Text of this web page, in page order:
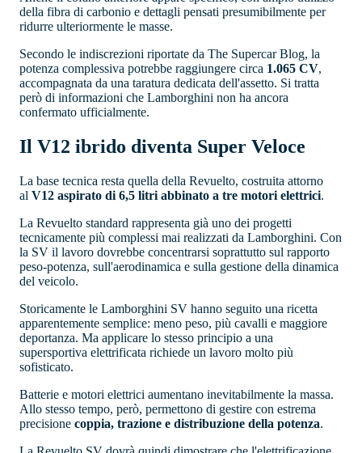
della fibra di carbonio e dettagli pensati presumibilmente per
ridurre ulteriormente le masse.
Secondo le indiscrezioni riportate da The Supercar Blog, la
potenza complessiva potrebbe raggiungere circa 1.065 CV,
accompagnata da una taratura dedicata dell'assetto. Si tratta
però di informazioni che Lamborghini non ha ancora
confermato ufficialmente.
Il V12 ibrido diventa Super Veloce
La base tecnica resta quella della Revuelto, costruita attorno
al V12 aspirato di 6,5 litri abbinato a tre motori elettrici.
La Revuelto standard rappresenta già uno dei progetti
tecnicamente più complessi mai realizzati da Lamborghini. Con
la SV il lavoro dovrebbe concentrarsi soprattutto sul rapporto
peso-potenza, sull'aerodinamica e sulla gestione della dinamica
del veicolo.
Storicamente le Lamborghini SV hanno seguito una ricetta
apparentemente semplice: meno peso, più cavalli e maggiore
deportanza. Ma applicare lo stesso principio a una
supersportiva elettrificata richiede un lavoro molto più
sofisticato.
Batterie e motori elettrici aumentano inevitabilmente la massa.
Allo stesso tempo, però, permettono di gestire con estrema
precisione coppia, trazione e distribuzione della potenza.